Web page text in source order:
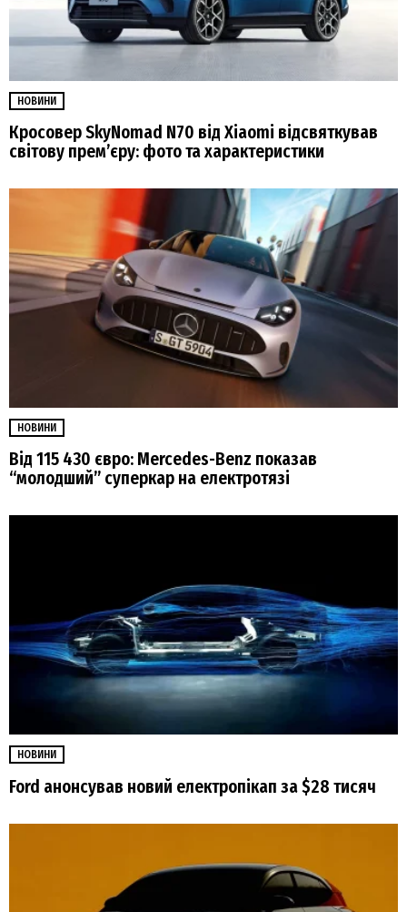
НОВИНИ
Кросовер SkyNomad N70 від Xiaomi відсвяткував
світову прем’єру: фото та характеристики
НОВИНИ
Від 115 430 євро: Mercedes-Benz показав
“молодший” суперкар на електротязі
НОВИНИ
Ford анонсував новий електропікап за $28 тисяч